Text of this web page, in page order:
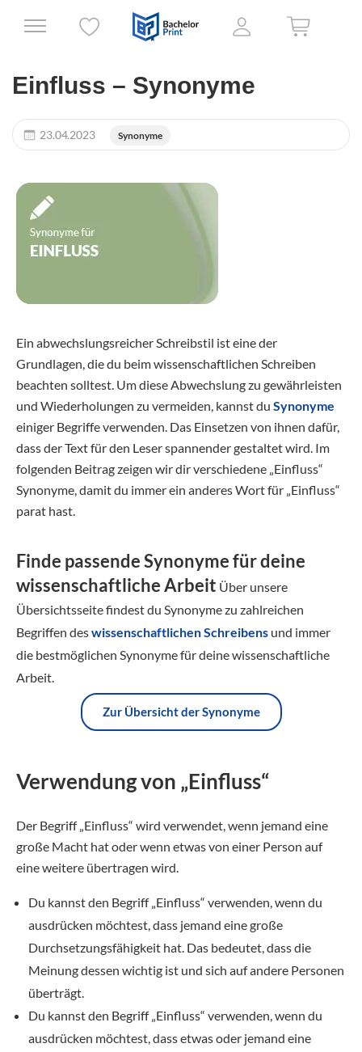
Einfluss – Synonyme
23.04.2023 Synonyme
Ein abwechslungsreicher Schreibstil ist eine der
Grundlagen, die du beim wissenschaftlichen Schreiben
beachten solltest. Um diese Abwechslung zu gewährleisten
und Wiederholungen zu vermeiden, kannst du Synonyme
einiger Begriffe verwenden. Das Einsetzen von ihnen dafür,
dass der Text für den Leser spannender gestaltet wird. Im
folgenden Beitrag zeigen wir dir verschiedene „Einfluss“
Synonyme, damit du immer ein anderes Wort für „Einfluss“
parat hast.
Finde passende Synonyme für deine
wissenschaftliche Arbeit Über unsere
Übersichtsseite findest du Synonyme zu zahlreichen
Begriffen deswissenschaftlichen Schreibens und immer
die bestmöglichen Synonyme für deine wissenschaftliche
Arbeit.
Zur Übersicht der Synonyme
Verwendung von „Einfluss“
Der Begriff „Einfluss“ wird verwendet, wenn jemand eine
große Macht hat oder wenn etwas von einer Person auf
eine weitere übertragen wird.
Du kannst den Begriff „Einfluss“ verwenden, wenn du
ausdrücken möchtest, dass jemand eine große
Durchsetzungsfähigkeit hat. Das bedeutet, dass die
Meinung dessen wichtig ist und sich auf andere Personen
überträgt.
Du kannst den Begriff „Einfluss“ verwenden, wenn du
ausdrücken möchtest, dass etwas oder jemand eine